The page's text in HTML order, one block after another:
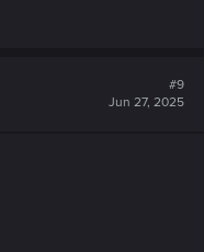
#9
Jun 27, 2025